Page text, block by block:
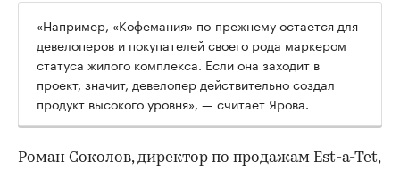
«Например, «Кофемания» по-прежнему остается для
девелоперов и покупателей своего рода маркером
статуса жилого комплекса. Если она заходит в
проект, значит, девелопер действительно создал
продукт высокого уровня», — считает Ярова.
Роман Соколов, директор по продажам Est-a-Tet,